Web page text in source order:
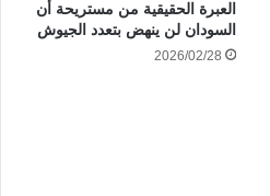
العبرة الحقيقية من مستريحة أن
السودان لن ينهض بتعدد الجيوش
2026/02/28